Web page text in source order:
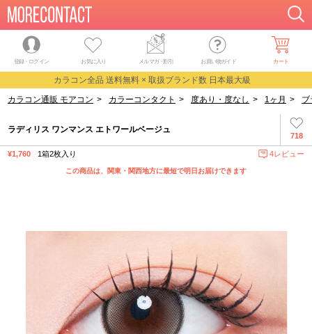
登録・ログイン お気に入り メルマガ・割引 お買い物ガイド カート
カラコン全品 送料無料 × 取扱ブランド数 日本最大級
カラコン通販 モアコン > カラーコンタクト > 度あり・度なし > 1ヶ月 > ブ
718
ラディリス ワンマンス エトワールベージュ
¥1,760 1箱2枚入り 4レビュー
この商品は、関東・関西地方に最短で明日お届けできます